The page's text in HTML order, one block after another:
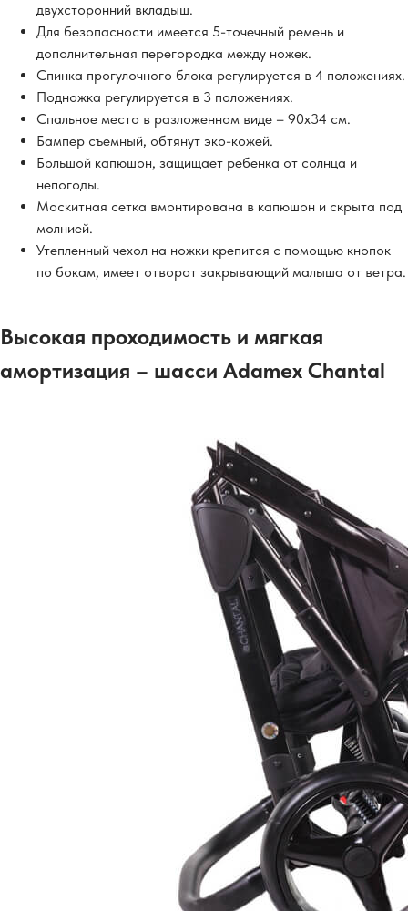
двухсторонний вкладыш.
Для безопасности имеется 5-точечный ремень и
дополнительная перегородка между ножек.
Спинка прогулочного блока регулируется в 4 положениях.
Подножка регулируется в 3 положениях.
Спальное место в разложенном виде – 90х34 см.
Бампер съемный, обтянут эко-кожей.
Большой капюшон, защищает ребенка от солнца и
непогоды.
Москитная сетка вмонтирована в капюшон и скрыта под
молнией.
Утепленный чехол на ножки крепится с помощью кнопок
по бокам, имеет отворот закрывающий малыша от ветра.
Высокая проходимость и мягкая
амортизация – шасси Adamex Chantal